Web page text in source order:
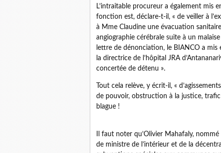
L’intraitable procureur a également mis
fonction est, déclare-t-il, « de veiller à
à Mme Claudine une évacuation
angiographie cérébrale suite à un
lettre de dénonciation, le BIANCO a
la directrice de l’hôpital JRA
concertée de détenu ».
Tout cela relève, y écrit-il, «
de pouvoir, obstruction à la justice, trafic
blague !
Il faut noter qu’Olivier Mahafaly,
de ministre de l’intérieur et de la